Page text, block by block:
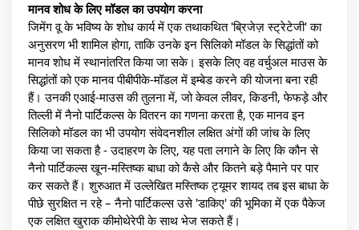
मानव शोध के लिए मॉडल का उपयोग करना
जिमेंग वू के भविष्य के शोध कार्य में एक तथाकथित 'ब्रिजेज़ स्ट्रेटेजी' का
अनुसरण भी शामिल होगा, ताकि उनके इन सिलिको मॉडल के सिद्धांतों को
मानव शोध में स्थानांतरित किया जा सके। इसके लिए वह वर्चुअल माउस के
सिद्धांतों को एक मानव पीबीपीके-मॉडल में इम्बेड करने की योजना बना रही
हैं। उनकी एआई-माउस की तुलना में, जो केवल लीवर, किडनी, फेफड़े और
तिल्ली में नैनो पार्टिकल्स के वितरन का गणना करता है, एक मानव इन
सिलिको मॉडल का भी उपयोग संवेदनशील लक्षित अंगों की जांच के लिए
किया जा सकता है - उदाहरण के लिए, यह पता लगाने के लिए कि कौन से
नैनो पार्टिकल्स खून-मस्तिष्क बाधा को कैसे और कितने बड़े पैमाने पर पार
कर सकते हैं। शुरुआत में उल्लेखित मस्तिष्क ट्यूमर शायद तब इस बाधा के
पीछे सुरक्षित न रहे – नैनो पार्टिकल्स उसे 'डाकिए' की भूमिका में एक पैकेज
एक लक्षित खुराक कीमोथेरेपी के साथ भेज सकते हैं।